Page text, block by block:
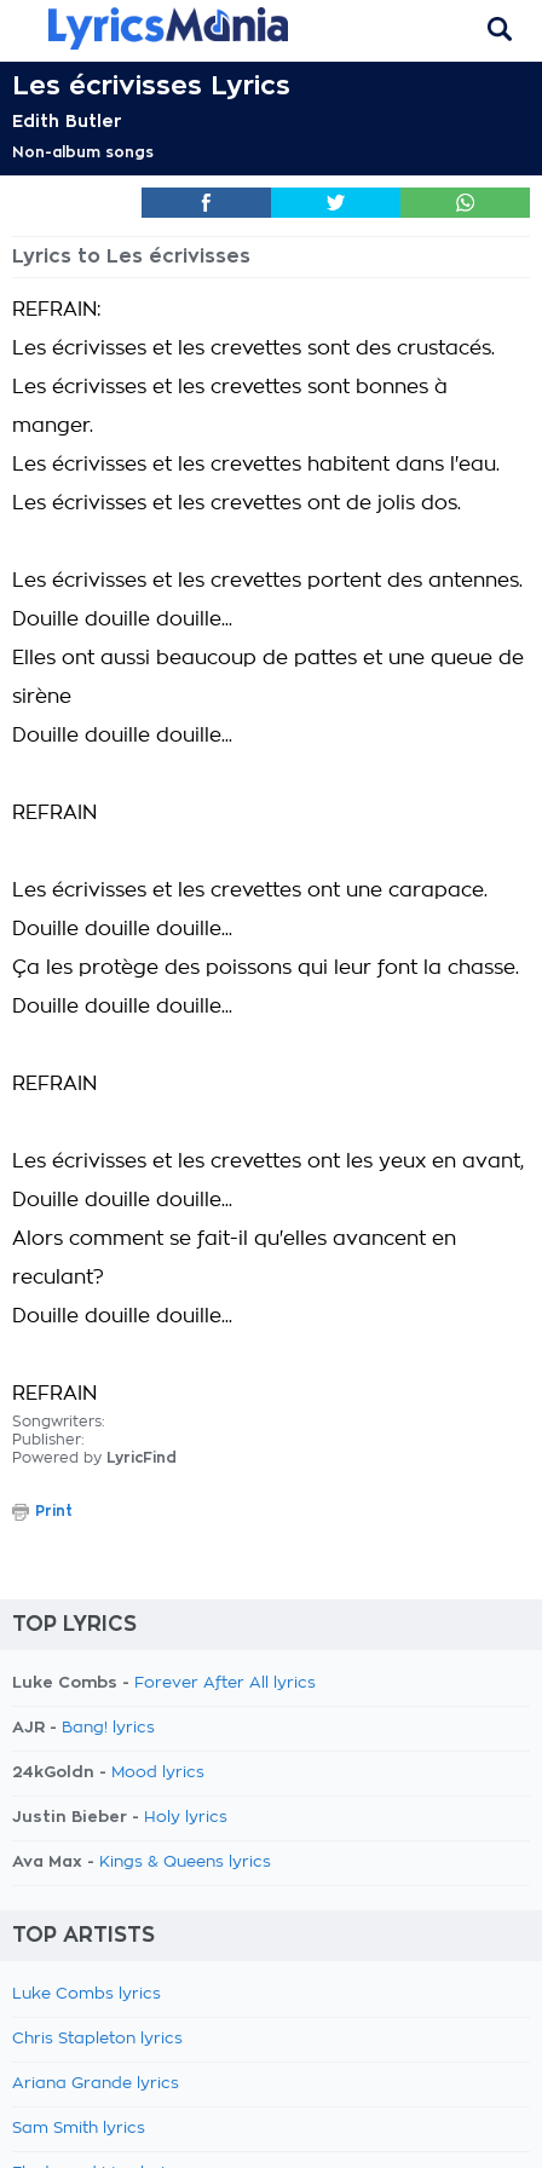
Les écrivisses Lyrics
Edith Butler
Non-album songs
Lyrics to Les écrivisses
REFRAIN:
Les écrivisses et les crevettes sont des crustacés.
Les écrivisses et les crevettes sont bonnes à
manger.
Les écrivisses et les crevettes habitent dans l'eau.
Les écrivisses et les crevettes ont de jolis dos.
Les écrivisses et les crevettes portent des antennes.
Douille douille douille...
Elles ont aussi beaucoup de pattes et une queue de
sirène
Douille douille douille...
REFRAIN
Les écrivisses et les crevettes ont une carapace.
Douille douille douille...
Ça les protège des poissons qui leur font la chasse.
Douille douille douille...
REFRAIN
Les écrivisses et les crevettes ont les yeux en avant,
Douille douille douille...
Alors comment se fait-il qu'elles avancent en
reculant?
Douille douille douille...
REFRAIN
Songwriters:
Publisher:
Powered by LyricFind
Print
TOP LYRICS
Luke Combs - Forever After All lyrics
AJR - Bang! lyrics
24kGoldn - Mood lyrics
Justin Bieber - Holy lyrics
Ava Max - Kings & Queens lyrics
TOP ARTISTS
Luke Combs lyrics
Chris Stapleton lyrics
Ariana Grande lyrics
Sam Smith lyrics